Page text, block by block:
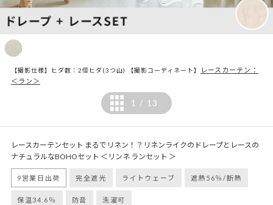
【撮影仕様】ヒダ数：2倍ヒダ(3つ山) 【撮影コーディネート】
レースカーテン：
＜ラン＞
1 / 13
レースカーテンセット まるでリネン！？リネンライクのドレープとレースの
ナチュラルなBOHOセット ＜リンネ ランセット ＞
9営業日出荷 完全遮光 ライトウェーブ 遮熱56％/断熱
保温34.6％ 防音 洗濯可